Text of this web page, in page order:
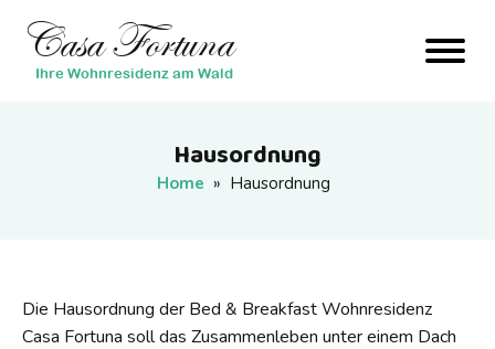
Casa Fortuna
Ihre Wohnresidenz am Wald
Hausordnung
Home » Hausordnung
Die Hausordnung der Bed & Breakfast Wohnresidenz
Casa Fortuna soll das Zusammenleben unter einem Dach